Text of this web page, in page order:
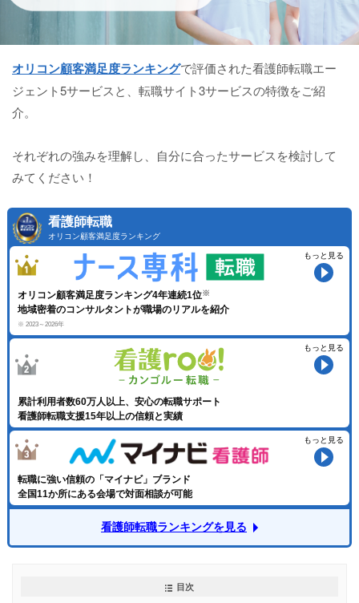
オリコン顧客満足度ランキングで評価された看護師転職エー
ジェント5サービスと、転職サイト3サービスの特徴をご紹
介。
それぞれの強みを理解し、自分に合ったサービスを検討して
みてください！
看護師転職
オリコン顧客満足度ランキング
もっと見る
オリコン顧客満足度ランキング4年連続1位
地域密着のコンサルタントが職場のリアルを紹介
※ 2023～2026年
もっと見る
累計利用者数60万人以上、安心の転職サポート
看護師転職支援15年以上の信頼と実績
もっと見る
転職に強い信頼の「マイナビ」ブランド
全国11か所にある会場で対面相談が可能
看護師転職ランキングを見る
目次